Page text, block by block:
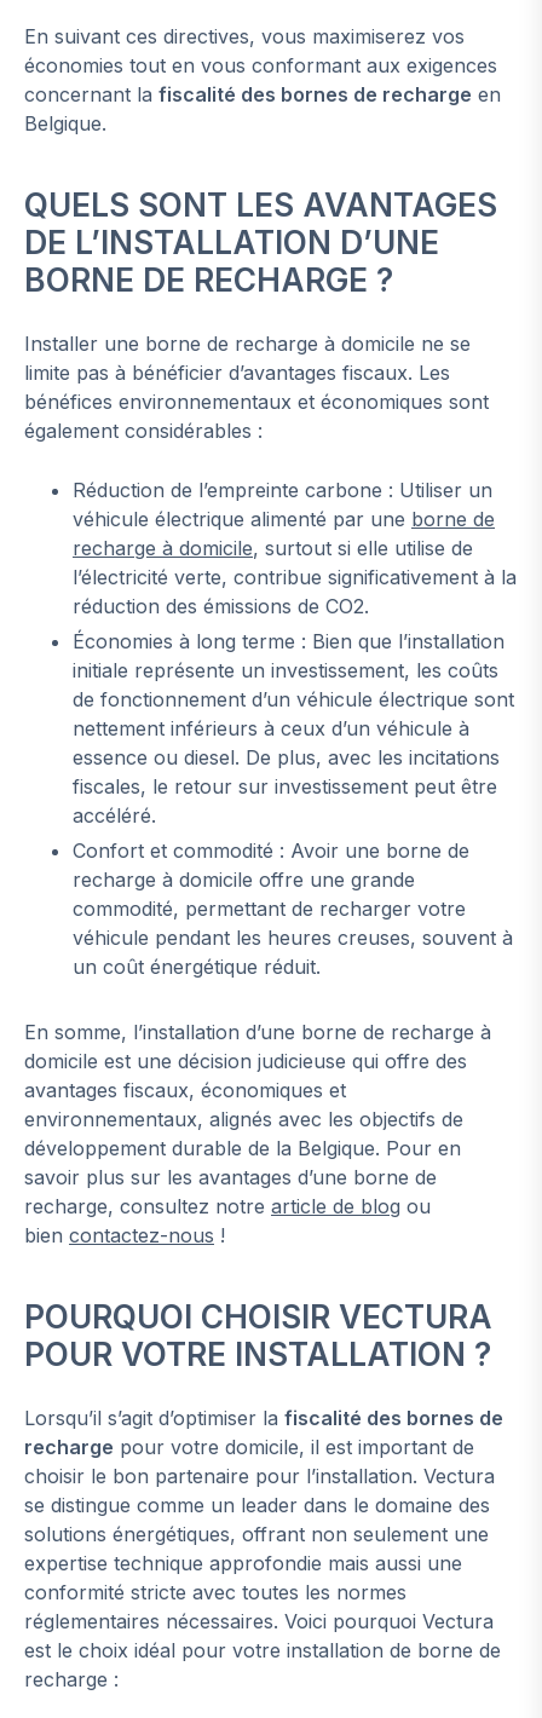
En suivant ces directives, vous maximiserez vos
économies tout en vous conformant aux exigences
concernant la fiscalité des bornes de recharge en
Belgique.
QUELS SONT LES AVANTAGES
DE L’INSTALLATION D’UNE
BORNE DE RECHARGE ?
Installer une borne de recharge à domicile ne se
limite pas à bénéficier d’avantages fiscaux. Les
bénéfices environnementaux et économiques sont
également considérables :
Réduction de l’empreinte carbone : Utiliser un
véhicule électrique alimenté par une borne de
recharge à domicile, surtout si elle utilise de
l’électricité verte, contribue significativement à la
réduction des émissions de CO2.
Économies à long terme : Bien que l’installation
initiale représente un investissement, les coûts
de fonctionnement d’un véhicule électrique sont
nettement inférieurs à ceux d’un véhicule à
essence ou diesel. De plus, avec les incitations
fiscales, le retour sur investissement peut être
accéléré.
Confort et commodité : Avoir une borne de
recharge à domicile offre une grande
commodité, permettant de recharger votre
véhicule pendant les heures creuses, souvent à
un coût énergétique réduit.
En somme, l’installation d’une borne de recharge à
domicile est une décision judicieuse qui offre des
avantages fiscaux, économiques et
environnementaux, alignés avec les objectifs de
développement durable de la Belgique. Pour en
savoir plus sur les avantages d’une borne de
recharge, consultez notre article de blog ou
bien contactez-nous !
POURQUOI CHOISIR VECTURA
POUR VOTRE INSTALLATION ?
Lorsqu’il s’agit d’optimiser la fiscalité des bornes de
recharge pour votre domicile, il est important de
choisir le bon partenaire pour l’installation. Vectura
se distingue comme un leader dans le domaine des
solutions énergétiques, offrant non seulement une
expertise technique approfondie mais aussi une
conformité stricte avec toutes les normes
réglementaires nécessaires. Voici pourquoi Vectura
est le choix idéal pour votre installation de borne de
recharge :